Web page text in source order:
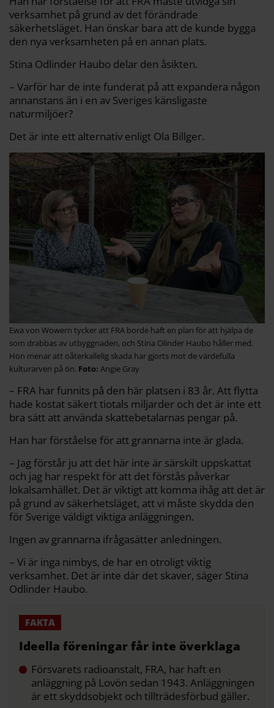
verksamhet på grund av det förändrade
säkerhetsläget. Han önskar bara att de kunde bygga
den nya verksamheten på en annan plats.
Stina Odlinder Haubo delar den åsikten.
– Varför har de inte funderat på att expandera någon
annanstans än i en av Sveriges känsligaste
naturmiljöer?
Det är inte ett alternativ enligt Ola Billger.
Ewa von Wowern tycker att FRA borde haft en plan för att hjälpa de
som drabbas av utbyggnaden, och Stina Olinder Haubo håller med.
Hon menar att oåterkallelig skada har gjorts mot de värdefulla
kulturarven på ön.
Angie Gray
– FRA har funnits på den här platsen i 83 år. Att flytta
hade kostat säkert tiotals miljarder och det är inte ett
bra sätt att använda skattebetalarnas pengar på.
Han har förståelse för att grannarna inte är glada.
– Jag förstår ju att det här inte är särskilt uppskattat
och jag har respekt för att det förstås påverkar
lokalsamhället. Det är viktigt att komma ihåg att det är
på grund av säkerhetsläget, att vi måste skydda den
för Sverige väldigt viktiga anläggningen.
Ingen av grannarna ifrågasätter anledningen.
– Vi är inga nimbys, de har en otroligt viktig
verksamhet. Det är inte där det skaver, säger Stina
Odlinder Haubo.
Ideella föreningar får inte överklaga
Försvarets radioanstalt, FRA, har haft en
anläggning på Lovön sedan 1943. Anläggningen
är ett skyddsobjekt och tillträdesförbud gäller.